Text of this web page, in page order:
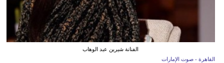
الفنانة شيرين عبد الوهاب
القاهرة - صوت الإمارات